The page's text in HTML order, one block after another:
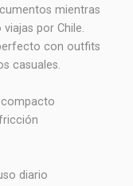
mientras
por Chile.
con outfits
casuales.
compacto
diario